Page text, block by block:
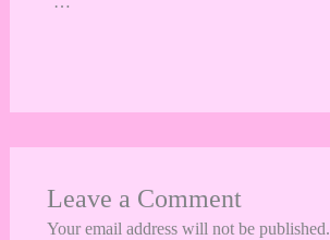
Leave a Comment
Your email address will not be published.